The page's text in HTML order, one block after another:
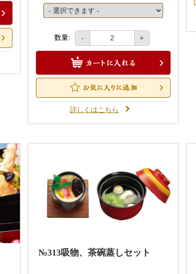
数量: - +
詳しくはこちら
№313吸物、茶碗蒸しセット